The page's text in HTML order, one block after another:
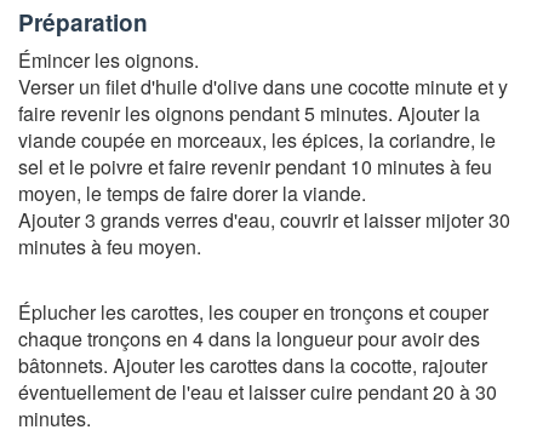
Préparation
Émincer les oignons.
Verser un filet d'huile d'olive dans une cocotte minute et y
faire revenir les oignons pendant 5 minutes. Ajouter la
viande coupée en morceaux, les épices, la coriandre, le
sel et le poivre et faire revenir pendant 10 minutes à feu
moyen, le temps de faire dorer la viande.
Ajouter 3 grands verres d'eau, couvrir et laisser mijoter 30
minutes à feu moyen.
Éplucher les carottes, les couper en tronçons et couper
chaque tronçons en 4 dans la longueur pour avoir des
bâtonnets. Ajouter les carottes dans la cocotte, rajouter
éventuellement de l'eau et laisser cuire pendant 20 à 30
minutes.